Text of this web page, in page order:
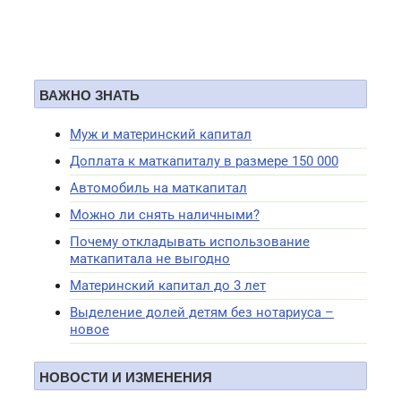
ВАЖНО ЗНАТЬ
Муж и материнский капитал
Доплата к маткапиталу в размере 150 000
Автомобиль на маткапитал
Можно ли снять наличными?
Почему откладывать использование
маткапитала не выгодно
Материнский капитал до 3 лет
Выделение долей детям без нотариуса –
новое
НОВОСТИ И ИЗМЕНЕНИЯ